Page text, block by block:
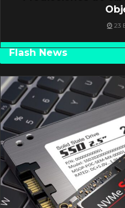
23
Flash News